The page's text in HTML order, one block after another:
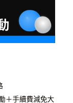
＋手續費減免大